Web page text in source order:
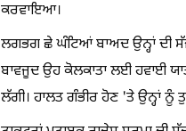
ਕਰਵਾਇਆ।
ਲਗਭਗ ਛੇ ਘੰਟਿਆਂ ਬਾਅਦ ਉਨ੍ਹਾਂ ਦੀ
ਬਾਵਜੂਦ ਉਹ ਕੋਲਕਾਤਾ ਲਈ ਹਵਾਈ
ਲੱਗੀ। ਹਾਲਤ ਗੰਭੀਰ ਹੋਣ 'ਤੇ ਉਨ੍ਹਾਂ